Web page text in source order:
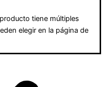
tiene múltiples
elegir en la página de